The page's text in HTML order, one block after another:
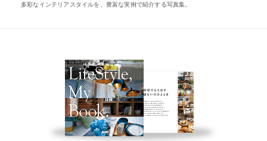
多彩なインテリアスタイルを、豊富な実例で紹介する写真集。